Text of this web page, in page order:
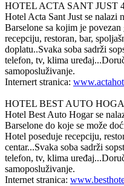
HOTEL ACTA SANT JUST
Hotel Acta Sant Just se nalazi
Barselone sa kojim je
recepciju, restoran, bar,
doplatu..Svaka soba sadrži
telefon, tv, klima
samoposluživanje.
Internert stranica:
HOTEL BEST AUTO
Hotel Best Auto Hogar se
Barselone do koje se može
Hotel poseduje recepciju,
centar...Svaka soba sadrži
telefon, tv, klima
samoposluživanje.
Internet stranica: